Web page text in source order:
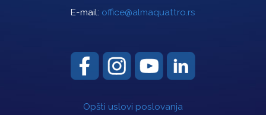
E-mail: office@almaquattro.rs
Opšti uslovi poslovanja